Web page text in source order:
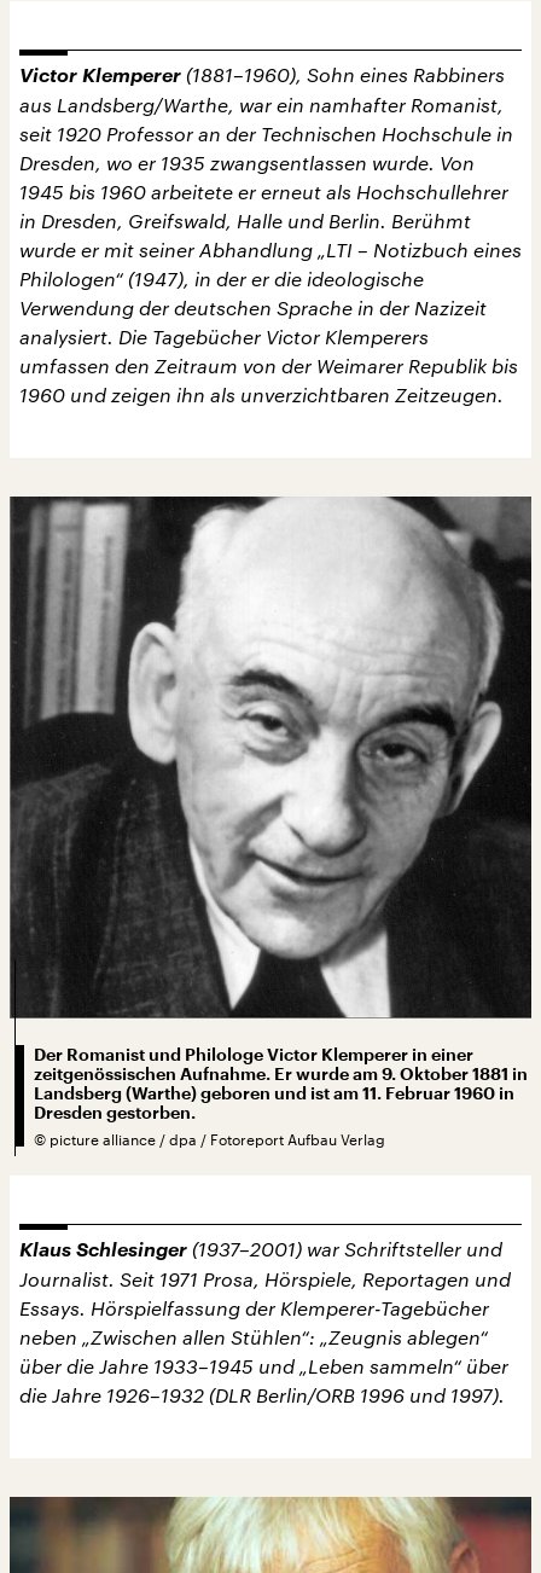
Victor Klemperer (1881–1960), Sohn eines Rabbiners
aus Landsberg/Warthe, war ein namhafter Romanist,
seit 1920 Professor an der Technischen Hochschule in
Dresden, wo er 1935 zwangsentlassen wurde. Von
1945 bis 1960 arbeitete er erneut als Hochschullehrer
in Dresden, Greifswald, Halle und Berlin. Berühmt
wurde er mit seiner Abhandlung „LTI – Notizbuch eines
Philologen“ (1947), in der er die ideologische
Verwendung der deutschen Sprache in der Nazizeit
analysiert. Die Tagebücher Victor Klemperers
umfassen den Zeitraum von der Weimarer Republik bis
1960 und zeigen ihn als unverzichtbaren Zeitzeugen.
Der Romanist und Philologe Victor Klemperer in einer
zeitgenössischen Aufnahme. Er wurde am 9. Oktober 1881 in
Landsberg (Warthe) geboren und ist am 11. Februar 1960 in
Dresden gestorben.
© picture alliance / dpa / Fotoreport Aufbau Verlag
Klaus Schlesinger (1937–2001) war Schriftsteller und
Journalist. Seit 1971 Prosa, Hörspiele, Reportagen und
Essays. Hörspielfassung der Klemperer-Tagebücher
neben „Zwischen allen Stühlen“: „Zeugnis ablegen“
über die Jahre 1933–1945 und „Leben sammeln“ über
die Jahre 1926–1932 (DLR Berlin/ORB 1996 und 1997).